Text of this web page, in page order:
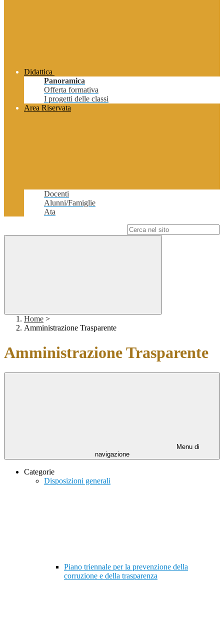
Didattica
Panoramica
Offerta formativa
I progetti delle classi
Area Riservata
Docenti
Alunni/Famiglie
Ata
Home >
Amministrazione Trasparente
Amministrazione Trasparente
Menu di
navigazione
Categorie
Disposizioni generali
Piano triennale per la prevenzione della
corruzione e della trasparenza